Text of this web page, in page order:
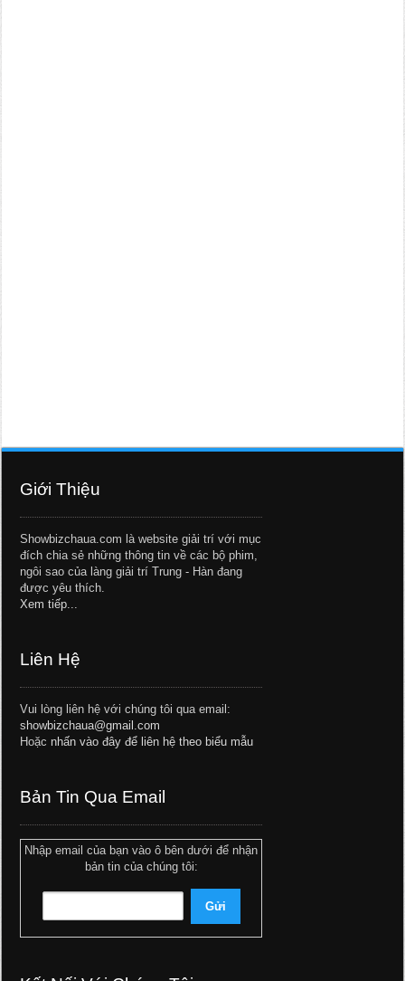
Giới Thiệu
Showbizchaua.com là website giải trí với mục
đích chia sẻ những thông tin về các bộ phim,
ngôi sao của làng giải trí Trung - Hàn đang
được yêu thích.
Xem tiếp...
Liên Hệ
Vui lòng liên hệ với chúng tôi qua email:
showbizchaua@gmail.com
Hoặc nhấn vào đây để liên hệ theo biểu mẫu
Bản Tin Qua Email
Nhập email của bạn vào ô bên dưới để nhận
bản tin của chúng tôi: